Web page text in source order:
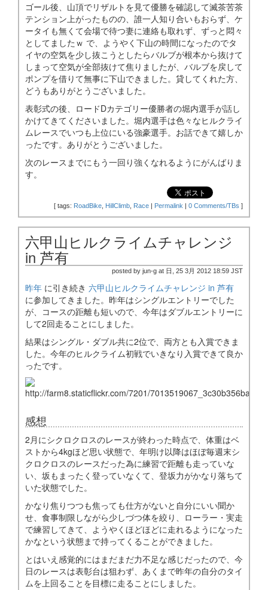
ゴール後、山頂でリザルトを見て優勝を確認して滅茶苦茶
テンション上がったものの、誰一人知り合いもおらず、ケ
ータイも無くて会場で待つ妻に連絡も取れず、ずっと悶々
としてましたｗ で、ようやく下山の時間になったのでタ
イヤの空気を少し抜こうとしたらバルブが根本から抜けて
しまって空気が全部抜けて焦りましたが、バルブを戻して
ポンプを借りて無事に下山できました。貸してくれた方、
どうもありがとうございました。
表彰式の後、ロードDカテゴリー優勝者の堀内選手が話し
かけてきてくださいました。堀内選手は色々なヒルクライ
ムレースでいつも上位にいる強豪選手。お話できて嬉しか
ったです。ありがとうございました。
次のレースまでにもう一回り強くなれるようにがんばりま
す。
[ tags: RoadBike HillClimb Race Permalink 0 Comments/TBs ]
六甲山ヒルクライムチャレンジ
in 芦有
posted by jun-g at 日, 25 3月 2012 18:59 JST
昨年 に引き続き 六甲山ヒルクライムチャレンジ in 芦有
に参加してきました。昨年はシングルエントリーでした
が、コースの距離も短いので、今年はダブルエントリーに
して2回走ることにしました。
結果はシングル・ダブル共に2位で、両方とも入賞できま
した。今年のヒルクライム初戦でいきなり入賞できて良か
ったです。
感想
2月にシクロクロスのレースが終わった時点で、体重はベ
ストから4kgほど思い状態で、年明け以降はほぼ毎週末シ
クロクロスのレースだった為に練習で距離も走っていな
い、坂もまったく登っていなくて、登坂力がかなり落ちて
いた状態でした。
かなり焦りつつも焦っても仕方がないと自分にいい聞か
せ、食事制限しながら少しづつ体を絞り、ローラー・実走
で練習してきて、ようやくほどほどに走れるようになった
かなという状態まで持ってくることができました。
とはいえ感覚的にはまだまだ力不足な感じだったので、今
日のレースは表彰台は狙わず、あくまで昨年の自分のタイ
ムを上回ることを目標に走ることにしました。